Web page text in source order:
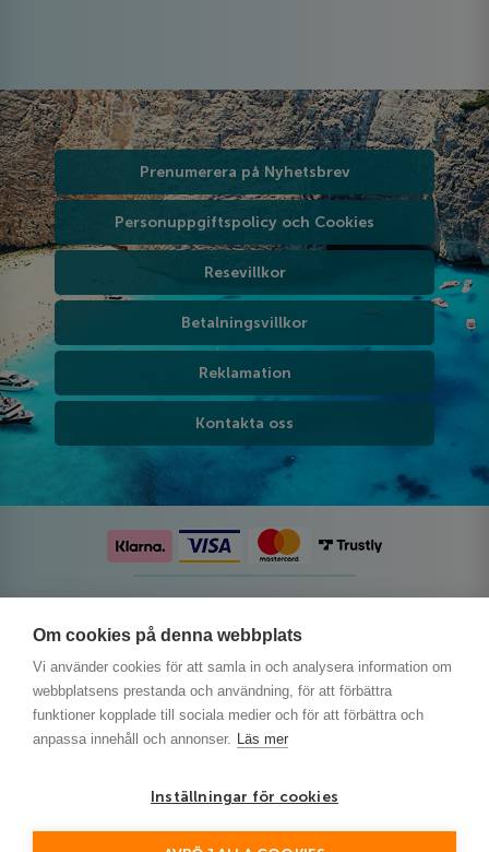
Om cookies på denna webbplats
Vi använder cookies för att samla in och analysera information om
webbplatsens prestanda och användning, för att förbättra
funktioner kopplade till sociala medier och för att förbättra och
anpassa innehåll och annonser. Läs mer
Inställningar för cookies
Prenumerera på Nyhetsbrev
Personuppgiftspolicy och Cookies
Resevillkor
Betalningsvillkor
Reklamation
Kontakta oss